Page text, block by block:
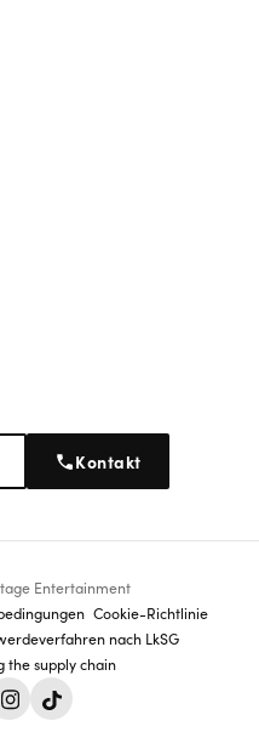
Kontakt
Entertainment
Cookie-Richtlinie
nach LkSG
the supply chain
Instagram
Tiktok